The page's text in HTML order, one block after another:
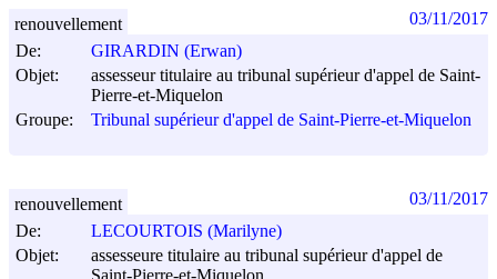
De:
GIRARDIN (Erwan)
Objet:
assesseur titulaire au tribunal supérieur d'appel de Saint-
Pierre-et-Miquelon
Groupe:
Tribunal supérieur d'appel de Saint-Pierre-et-Miquelon
renouvellement 03/11/2017
De:
LECOURTOIS (Marilyne)
Objet:
assesseure titulaire au tribunal supérieur d'appel de
renouvellement 03/11/2017